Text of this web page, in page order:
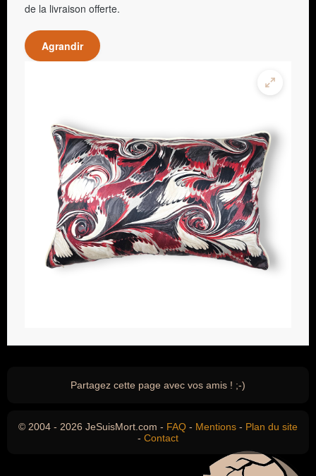
de la livraison offerte.
Agrandir
Partagez cette page avec vos amis ! ;-)
© 2004 - 2026 JeSuisMort.com - FAQ - Mentions - Plan du site
- Contact